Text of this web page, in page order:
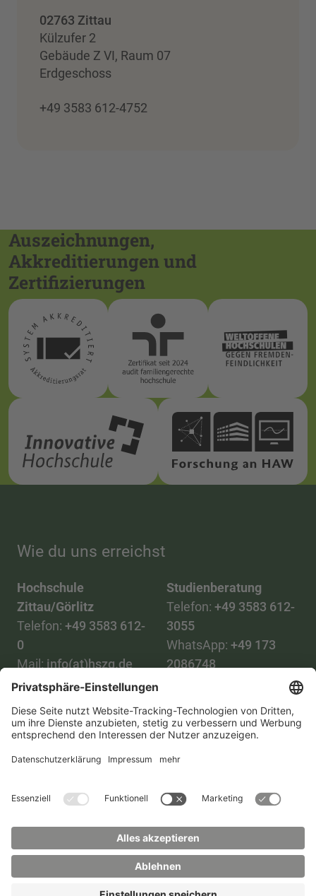
02763 Zittau
Külzufer 2
Gebäude Z VI, Raum 07
Erdgeschoss
+49 3583 612-4752
Auszeichnungen,
Akkreditierungen und
Zertifizierungen
Wie du uns erreichst
Hochschule
Zittau/Görlitz
Telefon: +49 3583 612-
0
Mail: info(at)hszg.de
Studienberatung
Telefon: +49 3583 612-
3055
WhatsApp: +49 173
2086748
Alle StudiengängeDatenschutz
ImpressumBarrierefreiheitPresse